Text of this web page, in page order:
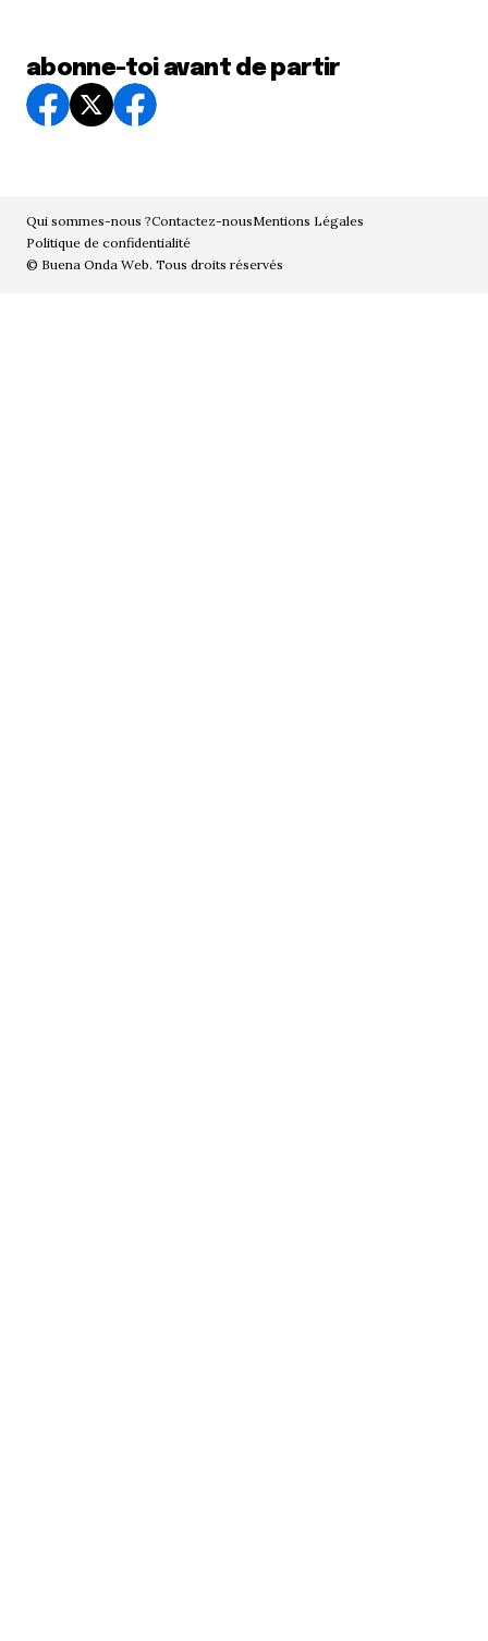
abonne-toi avant de partir
Qui sommes-nous ?Contactez-nousMentions Légales
Politique de confidentialité
© Buena Onda Web. Tous droits réservés